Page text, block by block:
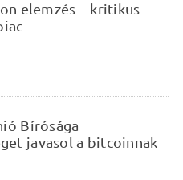
elemzés – kritikus
Bírósága
javasol a bitcoinnak